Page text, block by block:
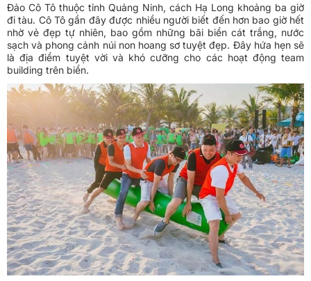
Đảo Cô Tô thuộc tỉnh Quảng Ninh, cách Hạ Long khoảng ba giờ
đi tàu. Cô Tô gần đây được nhiều người biết đến hơn bao giờ hết
nhờ vẻ đẹp tự nhiên, bao gồm những bãi biển cát trắng, nước
sạch và phong cảnh núi non hoang sơ tuyệt đẹp. Đây hứa hẹn sẽ
là địa điểm tuyệt vời và khó cưỡng cho các hoạt động team
building trên biển.